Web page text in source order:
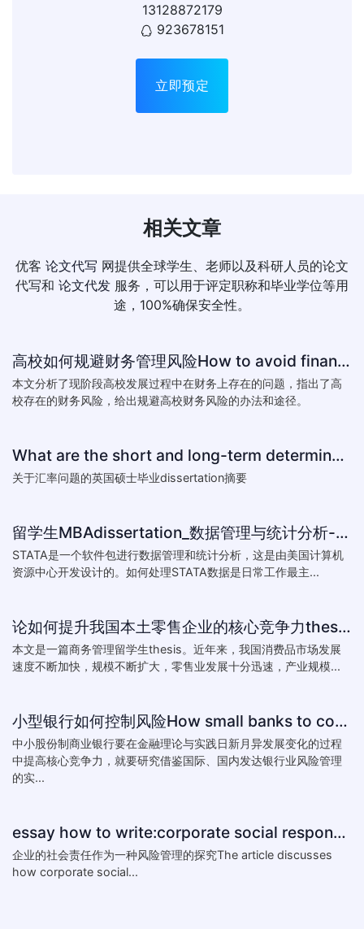
13128872179
923678151
立即预定
相关文章
优客 论文代写 网提供全球学生、老师以及科研人员的论文
代写和 论文代发 服务，可以用于评定职称和毕业学位等用
途，100%确保安全性。
高校如何规避财务管理风险How to avoid financial risk management colleges
本文分析了现阶段高校发展过程中在财务上存在的问题，指出了高
校存在的财务风险，给出规避高校财务风险的办法和途径。
What are the short and long-term determinants of exchange ra
关于汇率问题的英国硕士毕业dissertation摘要
留学生MBAdissertation_数据管理与统计分析-如何处理STATA数据_How to deal with data with ST
STATA是一个软件包进行数据管理和统计分析，这是由美国计算机
资源中心开发设计的。如何处理STATA数据是日常工作最主...
论如何提升我国本土零售企业的核心竞争力thesis:The theory of how to improve the core competitiveness of domestic retail e
本文是一篇商务管理留学生thesis。近年来，我国消费品市场发展
速度不断加快，规模不断扩大，零售业发展十分迅速，产业规模...
小型银行如何控制风险How small banks to control risk
中小股份制商业银行要在金融理论与实践日新月异发展变化的过程
中提高核心竞争力，就要研究借鉴国际、国内发达银行业风险管理
的实...
essay how to write:corporate social responsibility practice
企业的社会责任作为一种风险管理的探究The article discusses
how corporate social...